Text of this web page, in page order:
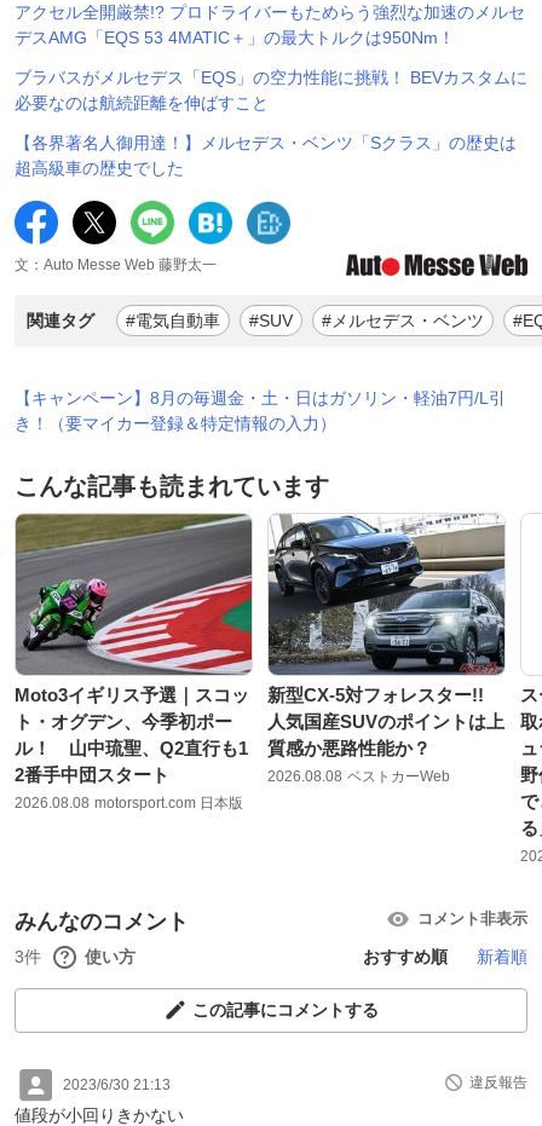
アクセル全開厳禁!? プロドライバーもためらう強烈な加速のメルセ
デスAMG「EQS 53 4MATIC＋」の最大トルクは950Nm！
ブラバスがメルセデス「EQS」の空力性能に挑戦！ BEVカスタムに
必要なのは航続距離を伸ばすこと
【各界著名人御用達！】メルセデス・ベンツ「Sクラス」の歴史は
超高級車の歴史でした
文：Auto Messe Web 藤野太一
関連タグ #電気自動車 #SUV #メルセデス・ベンツ
【キャンペーン】8月の毎週金・土・日はガソリン・軽油7円/L引
き！（要マイカー登録＆特定情報の入力）
こんな記事も読まれています
Moto3イギリス予選｜スコッ
ト・オグデン、今季初ポー
ル！ 山中琉聖、Q2直行も1
2番手中団スタート
2026.08.08 motorsport.com 日本版
新型CX-5対フォレスター!!
人気国産SUVのポイントは上
質感か悪路性能か？
2026.08.08 ベストカーWeb
で
みんなのコメント コメント非表示
3件 使い方 おすすめ順 新着順
この記事にコメントする
2023/6/30 21:13 違反報告
値段が小回りきかない